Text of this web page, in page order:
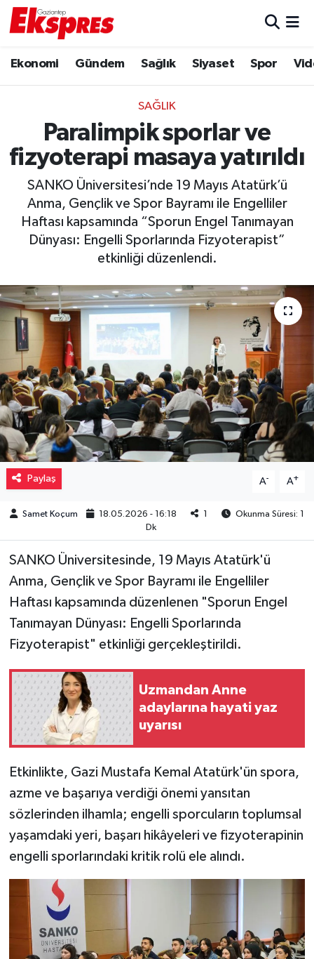
Ekonomi Gündem Sağlık Siyaset Spor
SAĞLIK
Paralimpik sporlar ve
fizyoterapi masaya yatırıldı
SANKO Üniversitesi’nde 19 Mayıs Atatürk’ü
Anma, Gençlik ve Spor Bayramı ile Engelliler
Haftası kapsamında “Sporun Engel Tanımayan
Dünyası: Engelli Sporlarında Fizyoterapist”
etkinliği düzenlendi.
Paylaş A- A+
Samet Koçum 18.05.2026 - 16:18 1
Okunma Süresi: 1
Dk
SANKO Üniversitesinde, 19 Mayıs Atatürk'ü
Anma, Gençlik ve Spor Bayramı ile Engelliler
Haftası kapsamında düzenlenen "Sporun Engel
Tanımayan Dünyası: Engelli Sporlarında
Fizyoterapist" etkinliği gerçekleştirildi.
Uzmandan Anne
adaylarına hayati yaz
uyarısı
Etkinlikte, Gazi Mustafa Kemal Atatürk'ün spora,
azme ve başarıya verdiği önemi yansıtan
sözlerinden ilhamla; engelli sporcuların toplumsal
yaşamdaki yeri, başarı hikâyeleri ve fizyoterapinin
engelli sporlarındaki kritik rolü ele alındı.
Ekonomi
Gaziantep son dakika
Genel
Gündem
Haberler
Magazin
Müzik
Piyasa
Resmi İlanlar
Sağlık
Sinemalar
Siyaset
Spor
Teknoloji
Türkiye
Yaşam
Yeme-İçme
Yemek
Trafik Durumu
Puan Durumu ve Fikstür
Tüm Manşetler
Son Dakika Haberleri
Haber Arşivi